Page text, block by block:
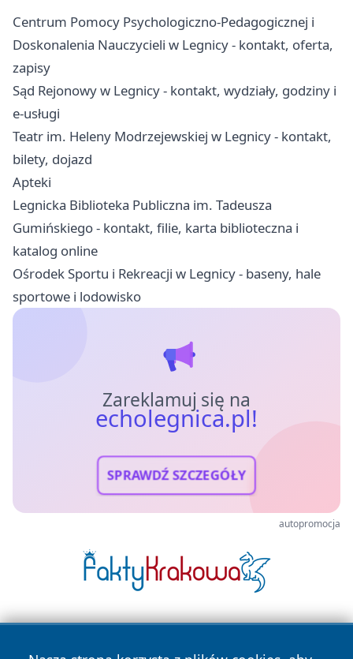
Centrum Pomocy Psychologiczno-Pedagogicznej i
Doskonalenia Nauczycieli w Legnicy - kontakt, oferta,
zapisy
Sąd Rejonowy w Legnicy - kontakt, wydziały, godziny i
e-usługi
Teatr im. Heleny Modrzejewskiej w Legnicy - kontakt,
bilety, dojazd
Apteki
Legnicka Biblioteka Publiczna im. Tadeusza
Gumińskiego - kontakt, filie, karta biblioteczna i
katalog online
Ośrodek Sportu i Rekreacji w Legnicy - baseny, hale
sportowe i lodowisko
Zareklamuj się na
echolegnica.pl!
SPRAWDŹ SZCZEGÓŁY
autopromocja